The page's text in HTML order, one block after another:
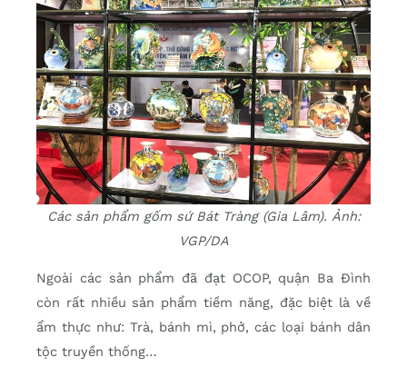
Các sản phẩm gốm sứ Bát Tràng (Gia Lâm). Ảnh:
VGP/DA
Ngoài các sản phẩm đã đạt OCOP, quận Ba Đình
còn rất nhiều sản phẩm tiềm năng, đặc biệt là về
ẩm thực như: Trà, bánh mì, phở, các loại bánh dân
tộc truyền thống…